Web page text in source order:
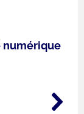
numérique